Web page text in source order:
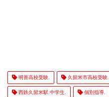
明善高校受験. 久留米市高校受験.
西鉄久留米駅.中学生. 個別指導.